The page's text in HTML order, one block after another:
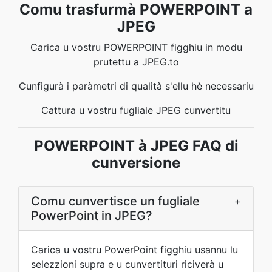
Comu trasfurmà POWERPOINT a
JPEG
Carica u vostru POWERPOINT figghiu in modu
prutettu a JPEG.to
Cunfigurà i paràmetri di qualità s'ellu hè necessariu
Cattura u vostru fugliale JPEG cunvertitu
POWERPOINT à JPEG FAQ di
cunversione
Comu cunvertisce un fugliale
PowerPoint in JPEG?
+
Carica u vostru PowerPoint figghiu usannu lu
selezzioni supra e u cunvertituri riciverà u